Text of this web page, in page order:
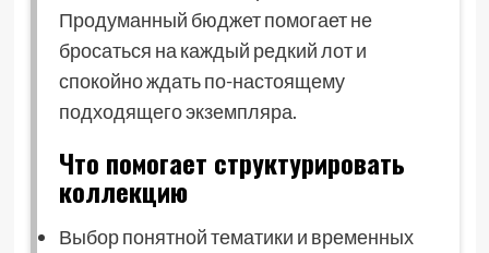
Продуманный бюджет помогает не
бросаться на каждый редкий лот и
спокойно ждать по-настоящему
подходящего экземпляра.
Что помогает структурировать
коллекцию
Выбор понятной тематики и временных